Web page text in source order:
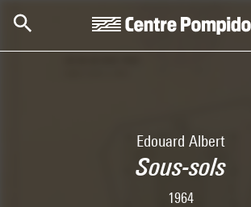
Edouard Albert
Sous-sols
1964